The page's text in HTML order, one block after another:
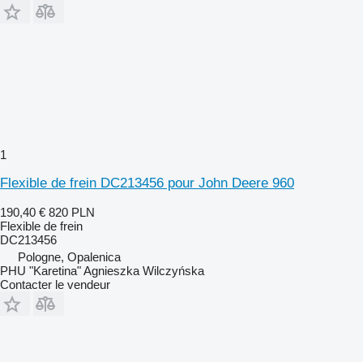
1
Flexible de frein DC213456 pour John Deere 960
190,40 € 820 PLN
Flexible de frein
DC213456
Pologne, Opalenica
PHU "Karetina" Agnieszka Wilczyńska
Contacter le vendeur